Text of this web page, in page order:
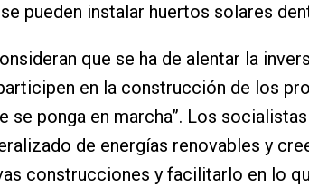
pueden instalar huertos solares
que se ha de alentar la
en la construcción de los
se ponga en marcha”. Los
de energías renovables y
construcciones y facilitarlo en lo